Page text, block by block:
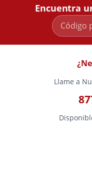
Encuentra
Llame a